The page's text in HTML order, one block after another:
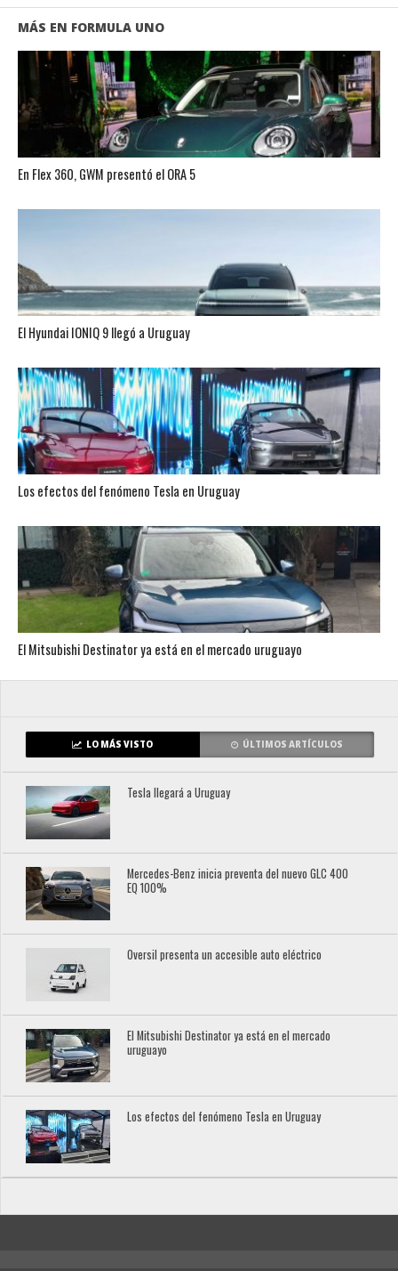
MÁS EN FORMULA UNO
En Flex 360, GWM presentó el ORA 5
El Hyundai IONIQ 9 llegó a Uruguay
Los efectos del fenómeno Tesla en Uruguay
El Mitsubishi Destinator ya está en el mercado uruguayo
LO MÁS VISTO ÚLTIMOS ARTÍCULOS
Tesla llegará a Uruguay
Mercedes-Benz inicia preventa del nuevo GLC 400
EQ 100%
Oversil presenta un accesible auto eléctrico
El Mitsubishi Destinator ya está en el mercado
uruguayo
Los efectos del fenómeno Tesla en Uruguay